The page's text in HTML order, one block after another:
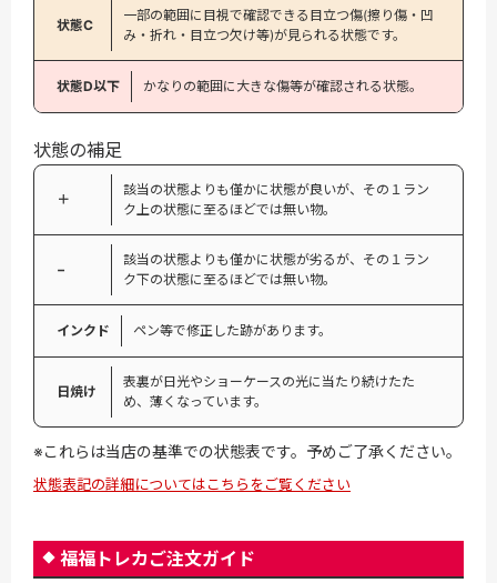
状態C
一部の範囲に目視で確認できる目立つ傷(擦り傷・凹
み・折れ・目立つ欠け等)が見られる状態です。
状態D以下 かなりの範囲に大きな傷等が確認される状態。
状態の補足
＋
該当の状態よりも僅かに状態が良いが、その１ラン
ク上の状態に至るほどでは無い物。
−
該当の状態よりも僅かに状態が劣るが、その１ラン
ク下の状態に至るほどでは無い物。
インクド ペン等で修正した跡があります。
日焼け
表裏が日光やショーケースの光に当たり続けたた
め、薄くなっています。
※これらは当店の基準での状態表です。予めご了承ください。
状態表記の詳細についてはこちらをご覧ください
福福トレカご注文ガイド